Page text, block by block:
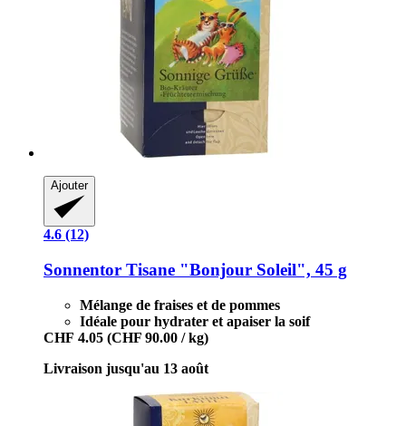
Ajouter
4.6 (12)
Sonnentor Tisane "Bonjour Soleil", 45 g
Mélange de fraises et de pommes
Idéale pour hydrater et apaiser la soif
CHF 4.05 (CHF 90.00 / kg)
Livraison jusqu'au 13 août